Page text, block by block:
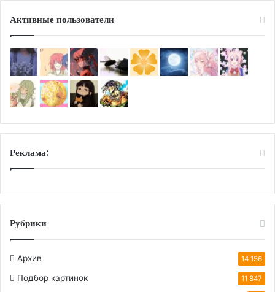
Активные пользователи
Реклама:
Рубрики
Архив 14 156
Подбор картинок 11 847